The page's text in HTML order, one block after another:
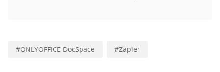
#ONLYOFFICE DocSpace #Zapier